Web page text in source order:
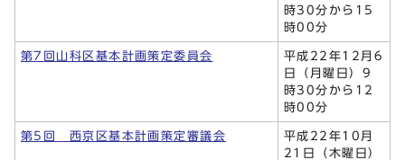
時30分から15
時00分
第7回山科区基本計画策定委員会
平成22年12月6
日（月曜日）9
時30分から12
時00分
第5回 西京区基本計画策定審議会
平成22年10月
21日（木曜日）